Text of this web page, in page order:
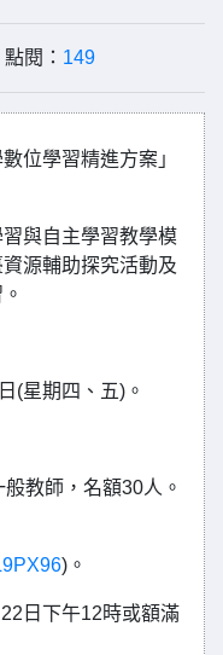
閱： 149
位學習精進方案」
與自主學習教學模
源輔助探究活動及
(星期四、五)。
教師，名額30人。
)。
日下午12時或額滿